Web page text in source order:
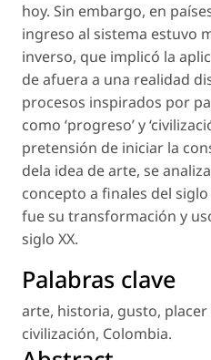
hoy. Sin embargo, en
ingreso al sistema estuvo
inverso, que implicó la
de afuera a una realidad
procesos inspirados por
como ‘progreso’ y
pretensión de iniciar la
dela idea de arte, se
concepto a finales del
fue su transformación y
siglo XX.
Palabras clave
arte, historia, gusto,
civilización, Colombia.